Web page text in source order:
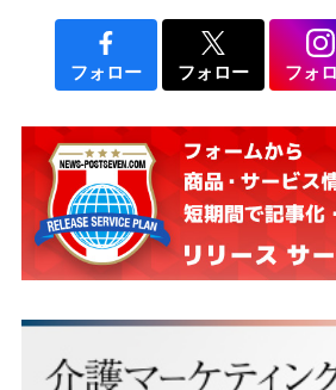
フォロー フォロー フォ